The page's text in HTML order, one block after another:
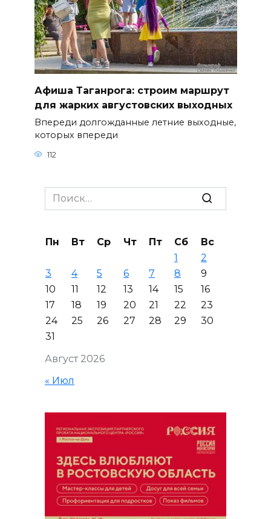
Афиша Таганрога: строим маршрут
для жарких августовских выходных
Впереди долгожданные летние выходные,
которых впереди
112
Search
for:
Август 2026
Пн Вт Ср Чт Пт Сб
Вс
1
2
3
4 5 6 7 8
9
10
11 12 13 14 15
16
17
18 19 20 21 22
23
24
25 26 27 28 29
30
31
« Июл